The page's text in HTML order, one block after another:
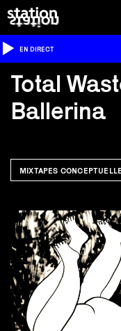
EN DIRECT
Total
Ballerina
MIXTAPES